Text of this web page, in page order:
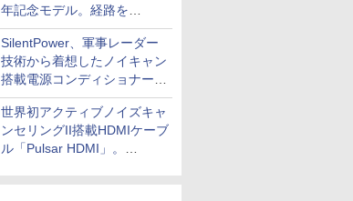
年記念モデル。経路を
NISHIKIで統一。400万円
SilentPower、軍事レーダー
技術から着想したノイキャン
搭載電源コンディショナー
「AC iPurifier2」
世界初アクティブノイズキャ
ンセリングII搭載HDMIケーブ
ル「Pulsar HDMI」。